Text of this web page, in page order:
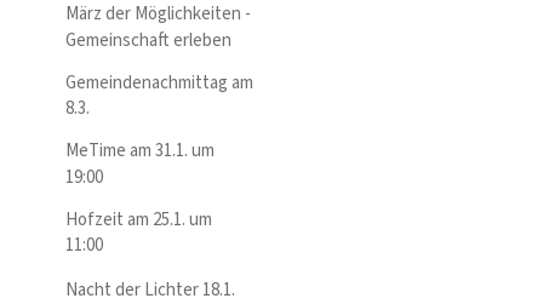
März der Möglichkeiten -
Gemeinschaft erleben
Gemeindenachmittag am
8.3.
MeTime am 31.1. um
19:00
Hofzeit am 25.1. um
11:00
Nacht der Lichter 18.1.